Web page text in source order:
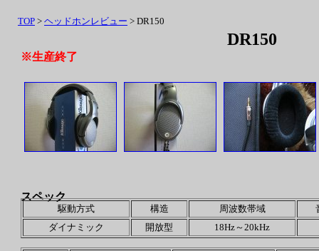
DR150
スペック
駆動方式 構造 周波数帯域
ダイナミック
開放型 18Hz～20kHz
TOP > ヘッドホンレビュー > DR150
※生産終了